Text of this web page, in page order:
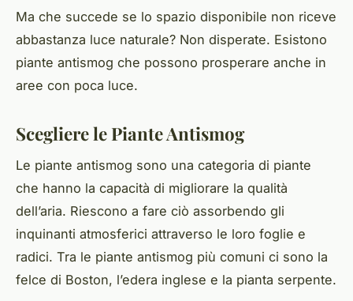
Ma che succede se lo spazio disponibile non riceve
abbastanza luce naturale? Non disperate. Esistono
piante antismog che possono prosperare anche in
aree con poca luce.
Scegliere le Piante Antismog
Le piante antismog sono una categoria di piante
che hanno la capacità di migliorare la qualità
dell’aria. Riescono a fare ciò assorbendo gli
inquinanti atmosferici attraverso le loro foglie e
radici. Tra le piante antismog più comuni ci sono la
felce di Boston, l’edera inglese e la pianta serpente.